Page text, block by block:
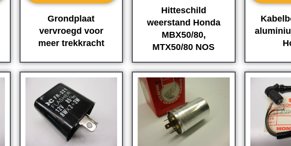
Grondplaat
vervroegd voor
meer trekkracht
Hitteschild
weerstand Honda
MBX50/80,
MTX50/80 NOS